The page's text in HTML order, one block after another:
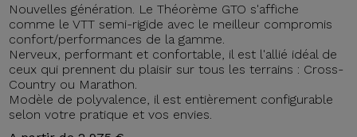
Nouvelles génération. Le Théorème GTO s'affiche
comme le VTT semi-rigide avec le meilleur compromis
confort/performances de la gamme.
Nerveux, performant et confortable, il est l'allié idéal de
ceux qui prennent du plaisir sur tous les terrains : Cross-
Country ou Marathon.
Modèle de polyvalence, il est entièrement configurable
selon votre pratique et vos envies.